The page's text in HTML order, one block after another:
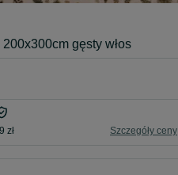
gęsty włos
zł Szczegóły ceny